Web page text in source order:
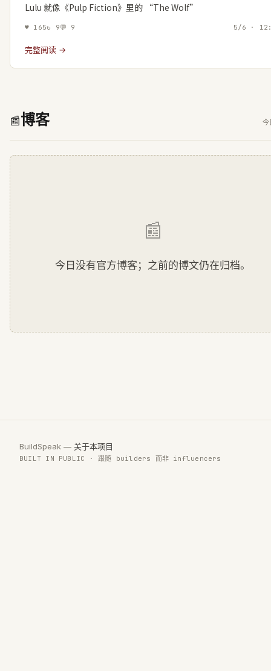
Lulu 就像《Pulp Fiction》里的 “The Wolf”
♥ 165↻ 9💬 9 5/6 ·
完整阅读 →
📰博客 今
📰
今日没有官方博客；之前的博文仍在归档。
BuildSpeak — 关于本项目
BUILT IN PUBLIC · 跟随 builders 而非 influencers